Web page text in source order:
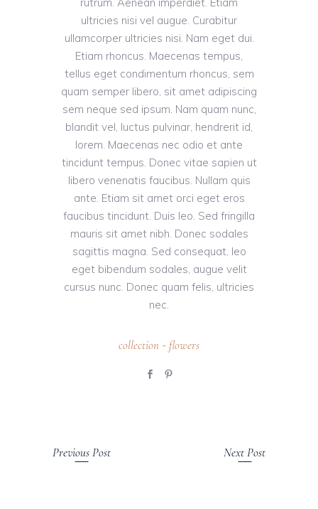
ultricies nisi vel augue. Curabitur
ullamcorper ultricies nisi. Nam eget dui.
Etiam rhoncus. Maecenas tempus,
tellus eget condimentum rhoncus, sem
quam semper libero, sit amet adipiscing
sem neque sed ipsum. Nam quam nunc,
blandit vel, luctus pulvinar, hendrerit id,
lorem. Maecenas nec odio et ante
tincidunt tempus. Donec vitae sapien ut
libero venenatis faucibus. Nullam quis
ante. Etiam sit amet orci eget eros
faucibus tincidunt. Duis leo. Sed fringilla
mauris sit amet nibh. Donec sodales
sagittis magna. Sed consequat, leo
eget bibendum sodales, augue velit
cursus nunc. Donec quam felis, ultricies
nec.
collection - flowers
Previous Post Next Post